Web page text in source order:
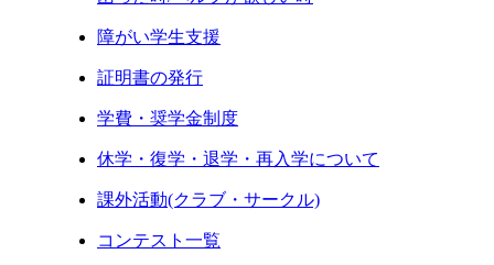
障がい学生支援
証明書の発行
学費・奨学金制度
休学・復学・退学・再入学について
課外活動(クラブ・サークル)
コンテスト一覧